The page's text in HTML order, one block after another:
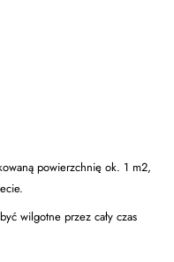
powierzchnię ok. 1 m2,
wilgotne przez cały czas